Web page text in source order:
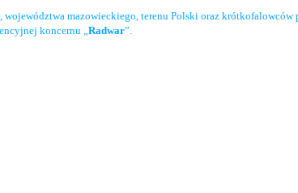
województwa mazowieckiego, terenu Polski oraz
koncernu „Radwar”.